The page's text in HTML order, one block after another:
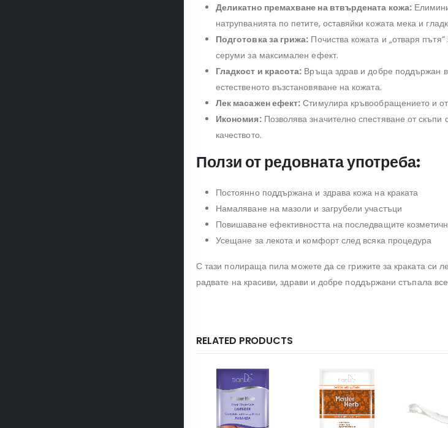
Деликатно премахване на втвърдената кожа:
натрупванията по петите, оставяйки кожата мека и
Подготовка за грижа: Почиства кожата и „отваря
серуми за максимален ефект.
Гладкост и красота: Връща здрав и добре поддържан
естественото възстановяване на кожата.
Лек масажен ефект: Стимулира кръвообращението и
Икономия:Позволява значително спестяване от
качеството.
Ползи от редовната употреба:
Постоянно поддържана и здрава кожа на краката
Намаляване на мазоли и загрубели участъци
Повишаване ефективността на последващите
Усещане за лекота и комфорт след всяка процедура
С тази полираща пила можете да се грижите за краката си
радвате на красиви, здрави и добре поддържани стъпала
RELATED PRODUCTS